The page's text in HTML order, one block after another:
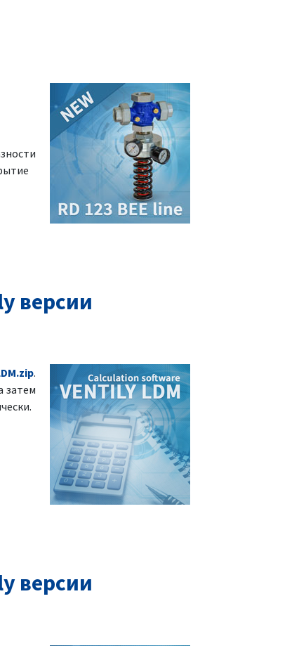
версии
.
затем
версии